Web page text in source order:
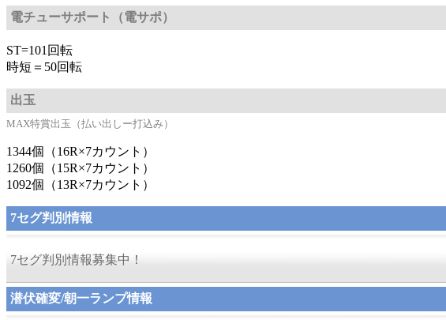
電チューサポート（電サポ）
ST=101回転
時短＝50回転
出玉
MAX特賞出玉（払い出しー打込み）
1344個（16R×7カウント）
1260個（15R×7カウント）
1092個（13R×7カウント）
7セグ判別情報
7セグ判別情報募集中！
潜伏確変/朝一ランプ情報